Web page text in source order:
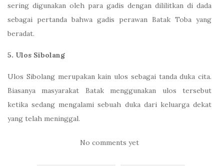
sering digunakan oleh para gadis dengan dililitkan di dada
sebagai pertanda bahwa gadis perawan Batak Toba yang
beradat.
5. Ulos Sibolang
Ulos Sibolang merupakan kain ulos sebagai tanda duka cita.
Biasanya masyarakat Batak menggunakan ulos tersebut
ketika sedang mengalami sebuah duka dari keluarga dekat
yang telah meninggal.
No comments yet